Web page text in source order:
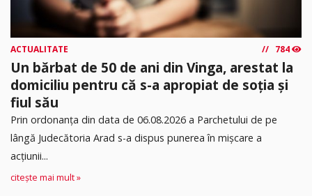
ACTUALITATE 784
Un bărbat de 50 de ani din Vinga, arestat la
domiciliu pentru că s-a apropiat de soția și
fiul său
Prin ordonanța din data de 06.08.2026 a Parchetului de pe
lângă Judecătoria Arad s-a dispus punerea în mişcare a
acţiunii...
citește mai mult »